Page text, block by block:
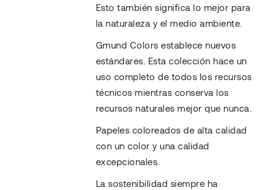
Esto también significa lo mejor para
la naturaleza y el medio ambiente.
Gmund Colors establece nuevos
estándares. Esta colección hace un
uso completo de todos los recursos
técnicos mientras conserva los
recursos naturales mejor que nunca.
Papeles coloreados de alta calidad
con un color y una calidad
excepcionales.
La sostenibilidad siempre ha